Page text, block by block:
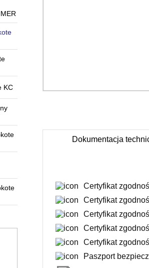
KC
Dokumentacja
Certyfikat
Certyfikat
Certyfikat
Certyfikat
Certyfikat
Paszport